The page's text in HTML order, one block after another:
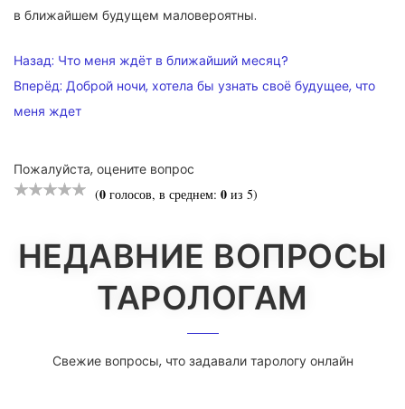
в ближайшем будущем маловероятны.
НАВИГАЦИЯ
ПО
ЗАПИСЯМ
Назад: Что меня ждёт в ближайший месяц?
Вперёд: Доброй ночи, хотела бы узнать своё будущее, что
меня ждет
Пожалуйста, оцените вопрос
(0 голосов, в среднем: 0 из 5)
НЕДАВНИЕ ВОПРОСЫ
ТАРОЛОГАМ
Свежие вопросы, что задавали тарологу онлайн